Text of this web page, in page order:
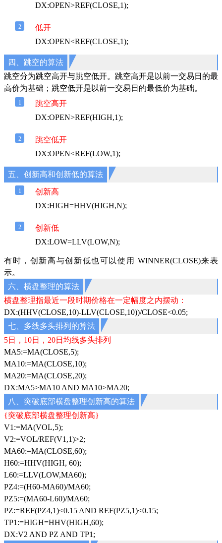
DX:OPEN>REF(CLOSE,1);
2
低开
DX:OPEN<REF(CLOSE,1);
四、跳空的算法
跳空分为跳空高开与跳空低开。跳空高开是以前一交易日的最
高价为基础；跳空低开是以前一交易日的最低价为基础。
1
跳空高开
DX:OPEN>REF(HIGH,1);
2
跳空低开
DX:OPEN<REF(LOW,1);
五、创新高和创新低的算法
1
创新高
DX:HIGH=HHV(HIGH,N);
2
创新低
DX:LOW=LLV(LOW,N);
有时，创新高与创新低也可以使用 WINNER(CLOSE)来表
示。
六、横盘整理的算法
横盘整理指最近一段时期价格在一定幅度之内摆动：
DX:(HHV(CLOSE,10)-LLV(CLOSE,10))/CLOSE<0.05;
七、多线多头排列的算法
5日，10日，20日均线多头排列
MA5:=MA(CLOSE,5);
MA10:=MA(CLOSE,10);
MA20:=MA(CLOSE,20);
DX:MA5>MA10 AND MA10>MA20;
八、突破底部横盘整理创新高的算法
{突破底部横盘整理创新高}
V1:=MA(VOL,5);
V2:=VOL/REF(V1,1)>2;
MA60:=MA(CLOSE,60);
H60:=HHV(HIGH, 60);
L60:=LLV(LOW,MA60);
PZ4:=(H60-MA60)/MA60;
PZ5:=(MA60-L60)/MA60;
PZ:=REF(PZ4,1)<0.15 AND REF(PZ5,1)<0.15;
TP1:=HIGH=HHV(HIGH,60);
DX:V2 AND PZ AND TP1;